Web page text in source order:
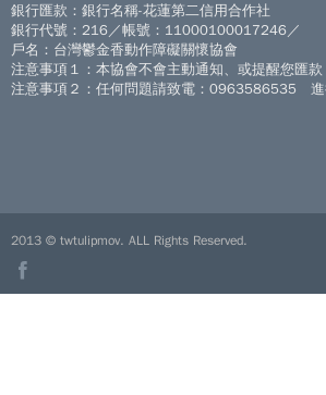
銀行匯款：銀行名稱-花蓮第二信用合作社
銀行代號：216／帳號：11000100017246／
戶名：台灣鬱金香動作障礙關懷協會
注意事項１：本協會不會主動通知、或提醒您匯款
注意事項２：任何問題請致電：0963586535
2013 © twtulipmov. ALL Rights Reserved.